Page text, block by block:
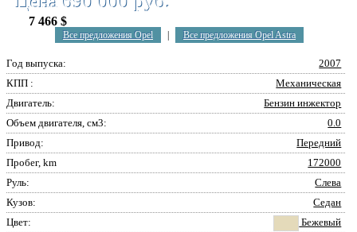
7 466 $
Все предложения Opel Все предложения Opel Astra
Год выпуска:
2007
КПП :
Механическая
Двигатель:
Бензин инжектор
Объем двигателя, см3:
0.0
Привод:
Передний
Пробег, km
172000
Руль:
Слева
Кузов:
Седан
Цвет:
Бежевый